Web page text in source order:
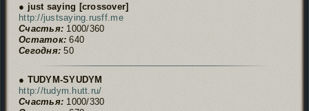
● just saying [crossover]
http://justsaying.rusff.me
Счастья: 1000/360
Остаток: 640
Сегодня: 50
● TUDYM-SYUDYM
http://tudym.hutt.ru/
Счастья: 1000/330